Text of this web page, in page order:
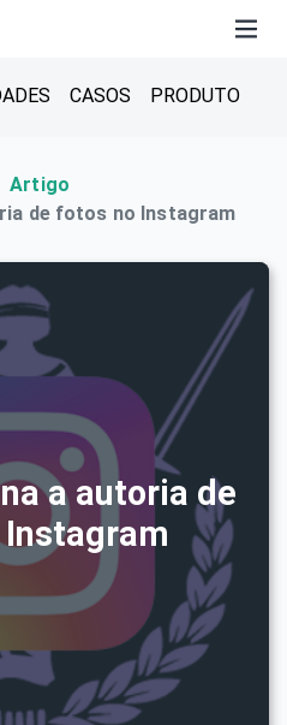
CASOS PRODUTO
Artigo
de fotos no Instagram
a autoria de